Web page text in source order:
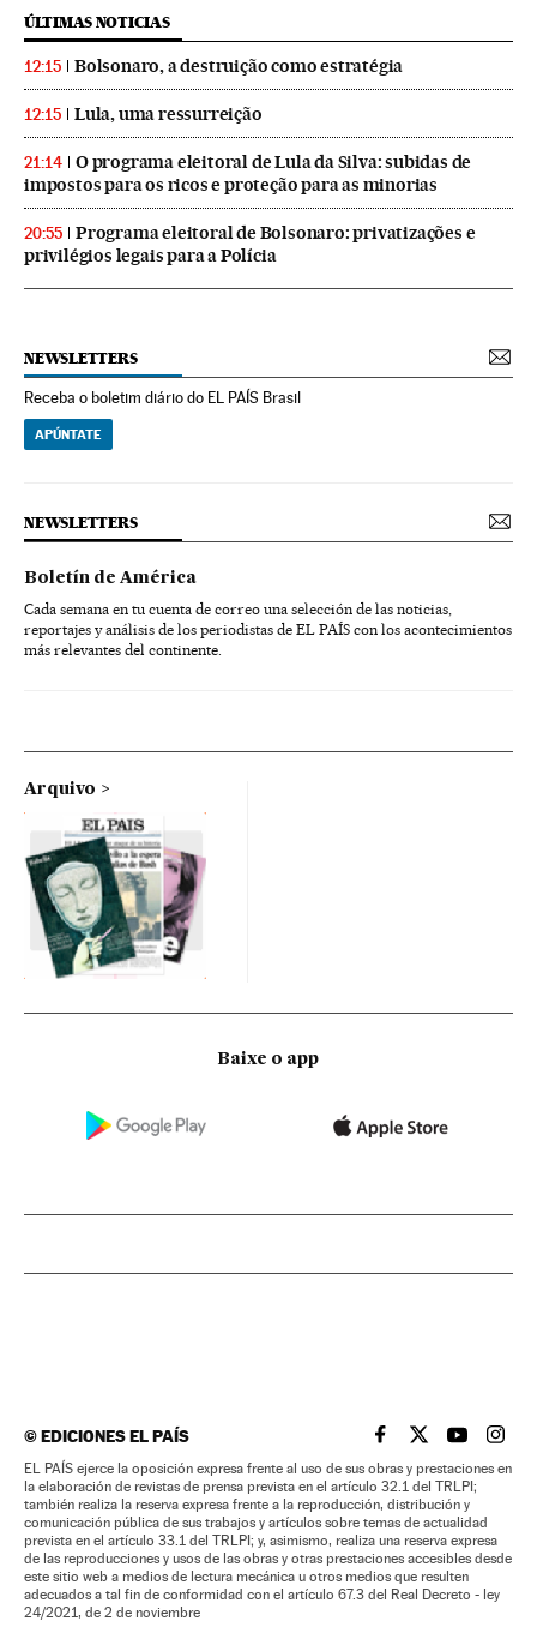
ÚLTIMAS NOTICIAS
12:15 Bolsonaro, a destruição como estratégia
12:15 Lula, uma ressurreição
21:14
O programa eleitoral de Lula da Silva: subidas de
impostos para os ricos e proteção para as minorias
20:55
Programa eleitoral de Bolsonaro: privatizações e
privilégios legais para a Polícia
NEWSLETTERS
Receba o boletim diário do EL PAÍS Brasil
APÚNTATE
NEWSLETTERS
Boletín de América
Cada semana en tu cuenta de correo una selección de las noticias,
reportajes y análisis de los periodistas de EL PAÍS con los acontecimientos
más relevantes del continente.
Arquivo
Baixe o app
©EDICIONES EL PAÍS EL PAÍS BRASIL EN
EL PAÍSEL PAÍS
EL
EL PAÍS ejerce la oposición expresa frente al uso de sus obras y prestaciones en
la elaboración de revistas de prensa prevista en el artículo 32.1 del TRLPI;
también realiza la reserva expresa frente a la reproducción, distribución y
comunicación pública de sus trabajos y artículos sobre temas de actualidad
prevista en el artículo 33.1 del TRLPI; y, asimismo, realiza una reserva expresa
de las reproducciones y usos de las obras y otras prestaciones accesibles desde
este sitio web a medios de lectura mecánica u otros medios que resulten
adecuados a tal fin de conformidad con el artículo 67.3 del Real Decreto - ley
24/2021, de 2 de noviembre